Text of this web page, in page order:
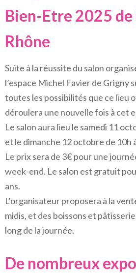
Bien-Etre 2025
Rhône
Suite à la réussite du salon
l’espace Michel Favier de Grigny
toutes les possibilités que ce lieu
déroulera une nouvelle fois à cet
Le salon aura lieu le samedi 11
et le dimanche 12 octobre de 10h
Le prix sera de 3€ pour une
week-end. Le salon est gratuit
ans.
L’organisateur proposera à la
midis, et des boissons et
long de la journée.
De nombreux